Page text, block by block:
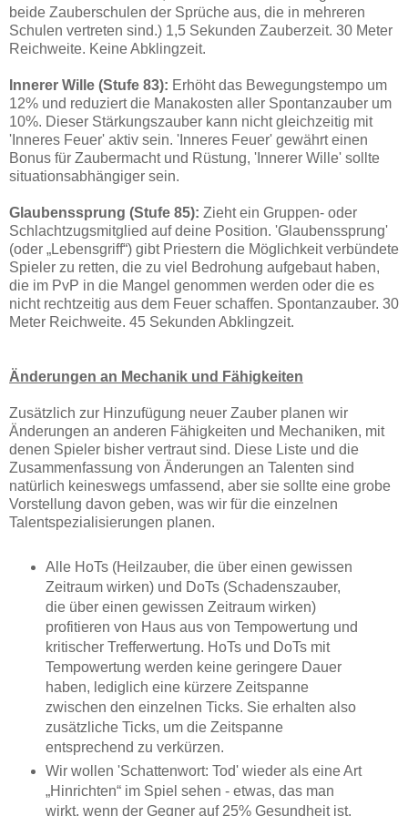
beide Zauberschulen der Sprüche aus, die in mehreren
Schulen vertreten sind.) 1,5 Sekunden Zauberzeit. 30 Meter
Reichweite. Keine Abklingzeit.
Innerer Wille (Stufe 83): Erhöht das Bewegungstempo um
12% und reduziert die Manakosten aller Spontanzauber um
10%. Dieser Stärkungszauber kann nicht gleichzeitig mit
'Inneres Feuer' aktiv sein. 'Inneres Feuer' gewährt einen
Bonus für Zaubermacht und Rüstung, 'Innerer Wille' sollte
situationsabhängiger sein.
Glaubenssprung (Stufe 85): Zieht ein Gruppen- oder
Schlachtzugsmitglied auf deine Position. 'Glaubenssprung'
(oder „Lebensgriff“) gibt Priestern die Möglichkeit verbündete
Spieler zu retten, die zu viel Bedrohung aufgebaut haben,
die im PvP in die Mangel genommen werden oder die es
nicht rechtzeitig aus dem Feuer schaffen. Spontanzauber. 30
Meter Reichweite. 45 Sekunden Abklingzeit.
Änderungen an Mechanik und Fähigkeiten
Zusätzlich zur Hinzufügung neuer Zauber planen wir
Änderungen an anderen Fähigkeiten und Mechaniken, mit
denen Spieler bisher vertraut sind. Diese Liste und die
Zusammenfassung von Änderungen an Talenten sind
natürlich keineswegs umfassend, aber sie sollte eine grobe
Vorstellung davon geben, was wir für die einzelnen
Talentspezialisierungen planen.
Alle HoTs (Heilzauber, die über einen gewissen
Zeitraum wirken) und DoTs (Schadenszauber,
die über einen gewissen Zeitraum wirken)
profitieren von Haus aus von Tempowertung und
kritischer Trefferwertung. HoTs und DoTs mit
Tempowertung werden keine geringere Dauer
haben, lediglich eine kürzere Zeitspanne
zwischen den einzelnen Ticks. Sie erhalten also
zusätzliche Ticks, um die Zeitspanne
entsprechend zu verkürzen.
Wir wollen 'Schattenwort: Tod' wieder als eine Art
„Hinrichten“ im Spiel sehen - etwas, das man
wirkt, wenn der Gegner auf 25% Gesundheit ist.